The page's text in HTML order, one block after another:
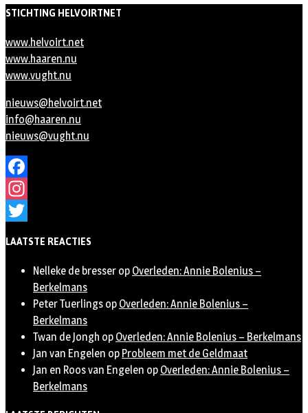
STICHTING HELVOIRTNET
www.helvoirt.net
www.haaren.nu
www.vught.nu
nieuws@helvoirt.net
info@haaren.nu
nieuws@vught.nu
Facebook
Instagram
LAATSTE REACTIES
Nelleke de bresser op Overleden: Annie Bolenius –
Berkelmans
Peter Tuerlings op Overleden: Annie Bolenius –
Berkelmans
Twan de Jongh op Overleden: Annie Bolenius – Berkelmans
Jan van Engelen op Probleem met de Geldmaat
Jan en Roos van Engelen op Overleden: Annie Bolenius –
Berkelmans